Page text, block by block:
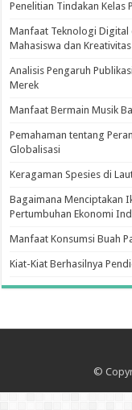
Penelitian Tindakan Kelas
Manfaat Teknologi Digital
Mahasiswa dan
Analisis Pengaruh
Merek
Manfaat Bermain Musik
Pemahaman tentang
Globalisasi
Keragaman Spesies di
Bagaimana Menciptakan
Pertumbuhan Ekonomi
Manfaat Konsumsi Buah
Kiat-Kiat Berhasilnya
©